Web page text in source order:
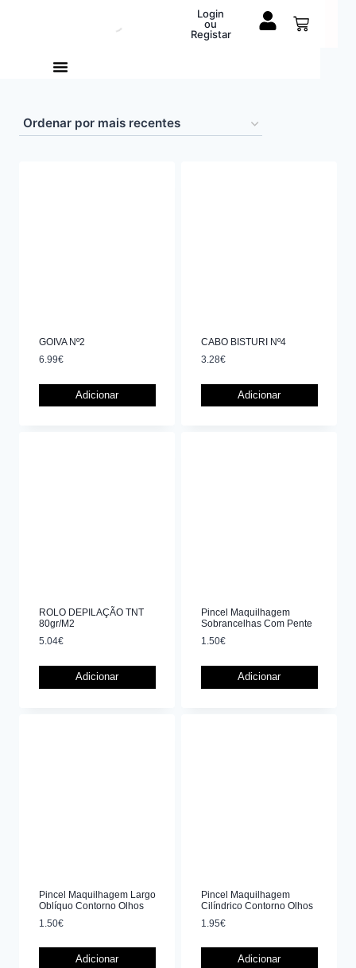
Login
ou
Registar
GOIVA Nº2
6.99€
Adicionar
CABO BISTURI Nº4
3.28€
Adicionar
ROLO DEPILAÇÃO TNT
80gr/m2
5.04€
Adicionar
Pincel Maquilhagem
Sobrancelhas Com Pente
1.50€
Adicionar
Pincel Maquilhagem Largo
Oblíquo Contorno Olhos
1.50€
Adicionar
Pincel Maquilhagem
Cilíndrico Contorno Olhos
1.95€
Adicionar